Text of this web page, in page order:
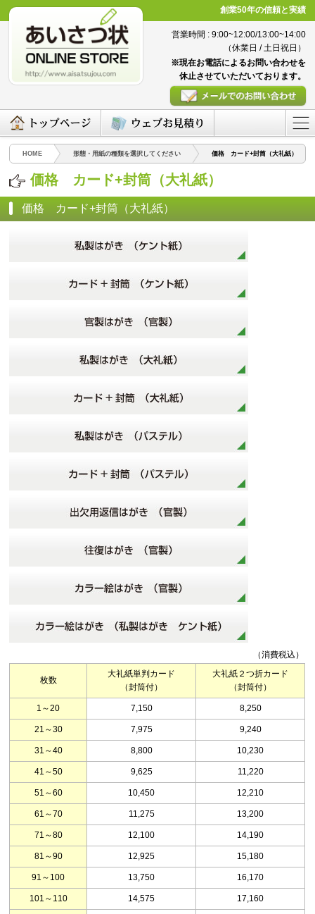
創業50年の信頼と実績
営業時間 : 9:00~12:00/13:00~14:00
（休業日 / 土日祝日）
※現在お電話によるお問い合わせを
休止させていただいております。
HOME 形態・用紙の種類を選択してください 価格 カード+封筒（大礼紙）
価格 カード+封筒（大礼紙）
価格 カード+封筒（大礼紙）
（消費税込）
枚数
大礼紙単判カード
（封筒付）
大礼紙２つ折カード
（封筒付）
1～20 7,150 8,250
21～30 7,975 9,240
31～40 8,800 10,230
41～50 9,625 11,220
51～60 10,450 12,210
61～70 11,275 13,200
71～80 12,100 14,190
81～90 12,925 15,180
91～100 13,750 16,170
101～110 14,575 17,160